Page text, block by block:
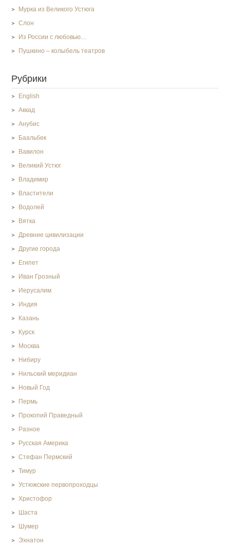
Мурка из Великого Устюга
Слон
Из России с любовью…
Пушкино – колыбель театров
Рубрики
English
Аккад
Анубис
Баальбек
Вавилон
Великий Устюг
Владимир
Властители
Водолей
Вятка
Древние цивилизации
Другие города
Египет
Иван Грозный
Иерусалим
Индия
Казань
Курск
Москва
Нибиру
Нильский меридиан
Новый Год
Пермь
Прокопий Праведный
Разное
Русская Америка
Стефан Пермский
Тимур
Устюжские первопроходцы
Христофор
Шаста
Шумер
Эхнатон